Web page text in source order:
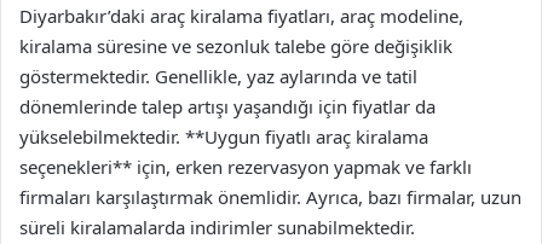
Diyarbakır’daki araç kiralama fiyatları, araç modeline,
kiralama süresine ve sezonluk talebe göre değişiklik
göstermektedir. Genellikle, yaz aylarında ve tatil
dönemlerinde talep artışı yaşandığı için fiyatlar da
yükselebilmektedir. **Uygun fiyatlı araç kiralama
seçenekleri** için, erken rezervasyon yapmak ve farklı
firmaları karşılaştırmak önemlidir. Ayrıca, bazı firmalar, uzun
süreli kiralamalarda indirimler sunabilmektedir.